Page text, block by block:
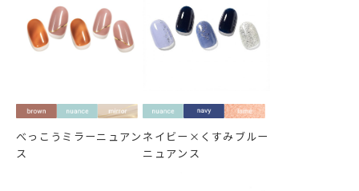
べっこうミラーニュアン
ス
ネイビー×くすみブルー
ニュアンス